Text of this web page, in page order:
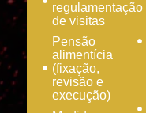
regulamentação
de visitas
Pensão
alimentícia
(fixação,
revisão e
execução)